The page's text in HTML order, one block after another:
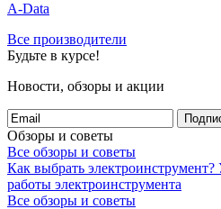
A-Data
Все производители
Будьте в курсе!
Новости, обзоры и акции
Обзоры и советы
Все обзоры и советы
Как выбрать электроинструмент?
работы электроинструмента
Все обзоры и советы